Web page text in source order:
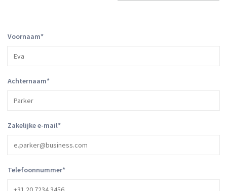
Voornaam*
Achternaam*
Zakelijke e-mail*
Telefoonnummer*